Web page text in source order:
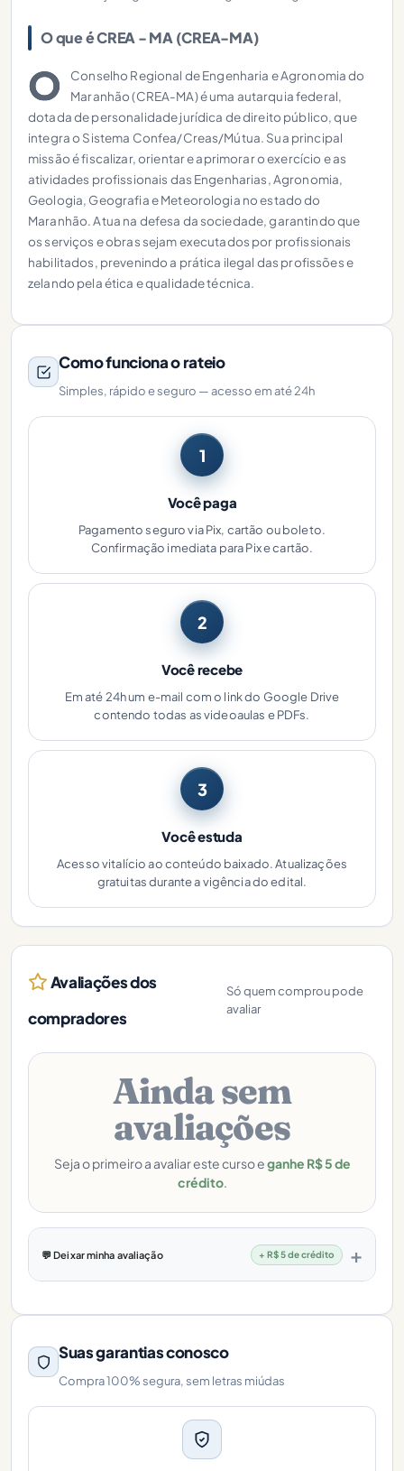
O que é CREA - MA (CREA-MA)
O
Conselho Regional de Engenharia e Agronomia do
Maranhão (CREA-MA) é uma autarquia federal,
dotada de personalidade jurídica de direito público, que
integra o Sistema Confea/Creas/Mútua. Sua principal
missão é fiscalizar, orientar e aprimorar o exercício e as
atividades profissionais das Engenharias, Agronomia,
Geologia, Geografia e Meteorologia no estado do
Maranhão. Atua na defesa da sociedade, garantindo que
os serviços e obras sejam executados por profissionais
habilitados, prevenindo a prática ilegal das profissões e
zelando pela ética e qualidade técnica.
Como funciona o rateio
Simples, rápido e seguro — acesso em até 24h
1
Você paga
Pagamento seguro via Pix, cartão ou boleto.
Confirmação imediata para Pix e cartão.
2
Você recebe
Em até 24h um e-mail com o link do Google Drive
contendo todas as videoaulas e PDFs.
3
Você estuda
Acesso vitalício ao conteúdo baixado. Atualizações
gratuitas durante a vigência do edital.
Avaliações dos
compradores
Só quem comprou pode
avaliar
Ainda sem
avaliações
Seja o primeiro a avaliar este curso eganhe R$ 5 de
crédito.
💬 Deixar minha avaliação + R$ 5 de crédito
Suas garantias conosco
Compra 100% segura, sem letras miúdas